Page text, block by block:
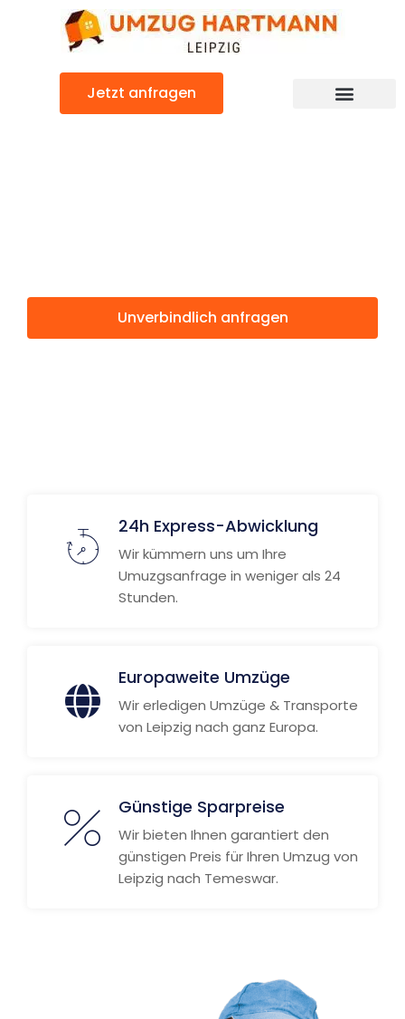
Jetzt anfragen
Unverbindlich anfragen
24h Express-Abwicklung
Wir kümmern uns um Ihre
Umuzgsanfrage in weniger als 24
Stunden.
Europaweite Umzüge
Wir erledigen Umzüge & Transporte
von Leipzig nach ganz Europa.
Günstige Sparpreise
Wir bieten Ihnen garantiert den
günstigen Preis für Ihren Umzug von
Leipzig nach Temeswar.